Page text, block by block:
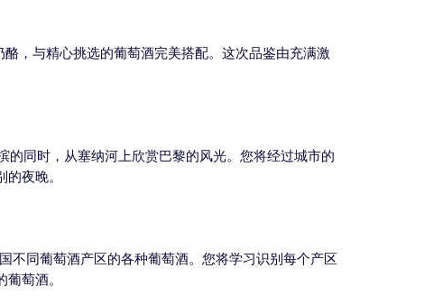
，与精心挑选的葡萄酒完美搭配。这次品鉴由充满激
同时，从塞纳河上欣赏巴黎的风光。您将经过城市的
夜晚。
不同葡萄酒产区的各种葡萄酒。您将学习识别每个产区
萄酒。